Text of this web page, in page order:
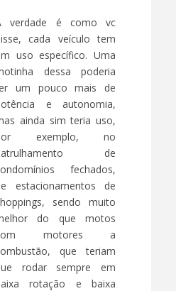
verdade é como vc
cada veículo tem
uso específico. Uma
dessa poderia
um pouco mais de
e autonomia,
ainda sim teria uso,
exemplo, no
de
fechados,
estacionamentos de
sendo muito
do que motos
motores a
que teriam
rodar sempre em
rotação e baixa